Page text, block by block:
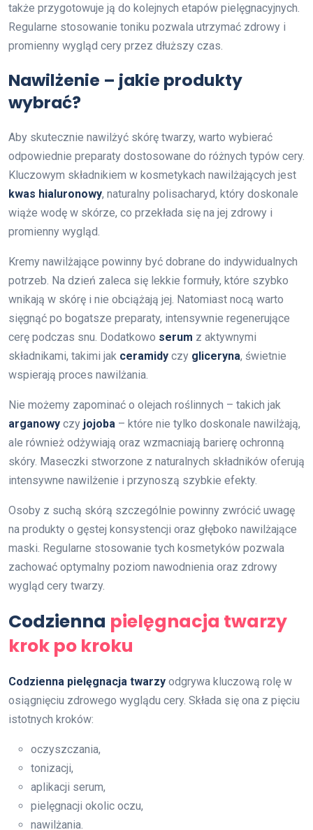
także przygotowuje ją do kolejnych etapów pielęgnacyjnych.
Regularne stosowanie toniku pozwala utrzymać zdrowy i
promienny wygląd cery przez dłuższy czas.
Nawilżenie – jakie produkty
wybrać?
Aby skutecznie nawilżyć skórę twarzy, warto wybierać
odpowiednie preparaty dostosowane do różnych typów cery.
Kluczowym składnikiem w kosmetykach nawilżających jest
kwas hialuronowy, naturalny polisacharyd, który doskonale
wiąże wodę w skórze, co przekłada się na jej zdrowy i
promienny wygląd.
Kremy nawilżające powinny być dobrane do indywidualnych
potrzeb. Na dzień zaleca się lekkie formuły, które szybko
wnikają w skórę i nie obciążają jej. Natomiast nocą warto
sięgnąć po bogatsze preparaty, intensywnie regenerujące
cerę podczas snu. Dodatkowo serum z aktywnymi
składnikami, takimi jak ceramidy czy gliceryna, świetnie
wspierają proces nawilżania.
Nie możemy zapominać o olejach roślinnych – takich jak
arganowy czy jojoba – które nie tylko doskonale nawilżają,
ale również odżywiają oraz wzmacniają barierę ochronną
skóry. Maseczki stworzone z naturalnych składników oferują
intensywne nawilżenie i przynoszą szybkie efekty.
Osoby z suchą skórą szczególnie powinny zwrócić uwagę
na produkty o gęstej konsystencji oraz głęboko nawilżające
maski. Regularne stosowanie tych kosmetyków pozwala
zachować optymalny poziom nawodnienia oraz zdrowy
wygląd cery twarzy.
Codzienna pielęgnacja twarzy
krok po kroku
Codzienna pielęgnacja twarzy odgrywa kluczową rolę w
osiągnięciu zdrowego wyglądu cery. Składa się ona z pięciu
istotnych kroków:
oczyszczania,
tonizacji,
aplikacji serum,
pielęgnacji okolic oczu,
nawilżania.